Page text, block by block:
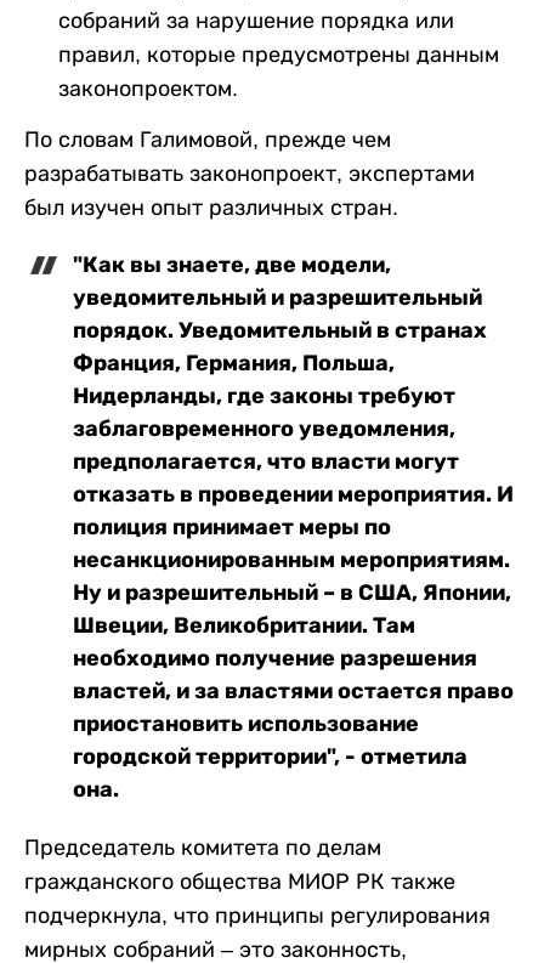
собраний за нарушение порядка или
правил, которые предусмотрены данным
законопроектом.
По словам Галимовой, прежде чем
разрабатывать законопроект, экспертами
был изучен опыт различных стран.
"Как вы знаете, две модели,
уведомительный и разрешительный
порядок. Уведомительный в странах
Франция, Германия, Польша,
Нидерланды, где законы требуют
заблаговременного уведомления,
предполагается, что власти могут
отказать в проведении мероприятия. И
полиция принимает меры по
несанкционированным мероприятиям.
Ну и разрешительный – в США, Японии,
Швеции, Великобритании. Там
необходимо получение разрешения
властей, и за властями остается право
приостановить использование
городской территории", - отметила
она.
Председатель комитета по делам
гражданского общества МИОР РК также
подчеркнула, что принципы регулирования
мирных собраний – это законность,